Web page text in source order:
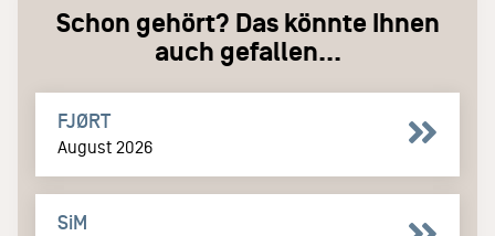
Schon gehört? Das könnte Ihnen
auch gefallen...
FJØRT
August 2026
SiM